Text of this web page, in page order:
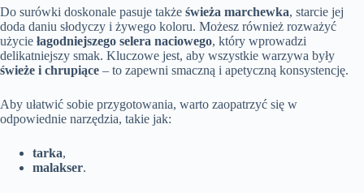
Do surówki doskonale pasuje także świeża marchewka, starcie jej
doda daniu słodyczy i żywego koloru. Możesz również rozważyć
użycie łagodniejszego selera naciowego, który wprowadzi
delikatniejszy smak. Kluczowe jest, aby wszystkie warzywa były
świeże i chrupiące – to zapewni smaczną i apetyczną konsystencję.
Aby ułatwić sobie przygotowania, warto zaopatrzyć się w
odpowiednie narzędzia, takie jak:
tarka,
malakser.